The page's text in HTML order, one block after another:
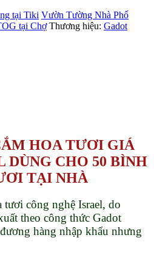
tại Tiki Vườn Tường Nhà Phố
tại Chợ Thương hiệu: Gadot
HOA TƯƠI GIÁ
DÙNG CHO 50 BÌNH
TẠI NHÀ
tươi công nghệ Israel, do
theo công thức Gadot
hàng nhập khẩu nhưng